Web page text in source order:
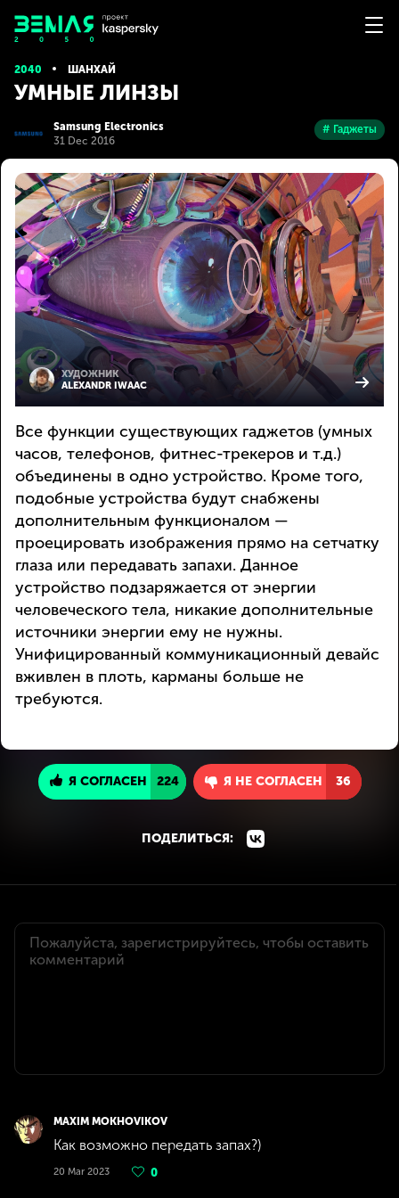
2040 ШАНХАЙ
УМНЫЕ ЛИНЗЫ
Samsung Electronics
31 Dec 2016
# Гаджеты
ХУДОЖНИК
ALEXANDR IWAAC
Все функции существующих гаджетов (умных
часов, телефонов, фитнес-трекеров и т.д.)
объединены в одно устройство. Кроме того,
подобные устройства будут снабжены
дополнительным функционалом —
проецировать изображения прямо на сетчатку
глаза или передавать запахи. Данное
устройство подзаряжается от энергии
человеческого тела, никакие дополнительные
источники энергии ему не нужны.
Унифицированный коммуникационный девайс
вживлен в плоть, карманы больше не
требуются.
Я СОГЛАСЕН 224 Я НЕ СОГЛАСЕН 36
ПОДЕЛИТЬСЯ:
MAXIM MOKHOVIKOV
Как возможно передать запах?)
20 Mar 2023 0